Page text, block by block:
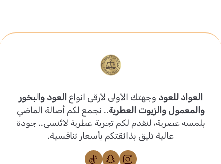
العواد للعود وجهتك الأولى لأرقى انواع العود والبخور
والمعمول والزيوت العطرية.. نجمع لكم أصالة الماضي
بلمسه عصرية، لنقدم لكم تجربة عطرية لاتُنسى.. جودة
عالية تليق بذائقتكم بأسعار تنافسية.